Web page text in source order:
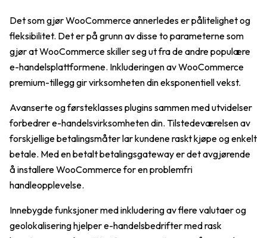
Det som gjør WooCommerce annerledes er pålitelighet og
fleksibilitet. Det er på grunn av disse to parameterne som
gjør at WooCommerce skiller seg ut fra de andre populære
e-handelsplattformene. Inkluderingen av WooCommerce
premium-tillegg gir virksomheten din eksponentiell vekst.
Avanserte og førsteklasses plugins sammen med utvidelser
forbedrer e-handelsvirksomheten din. Tilstedeværelsen av
forskjellige betalingsmåter lar kundene raskt kjøpe og enkelt
betale. Med en betalt betalingsgateway er det avgjørende
å installere WooCommerce for en problemfri
handleopplevelse.
Innebygde funksjoner med inkludering av flere valutaer og
geolokalisering hjelper e-handelsbedrifter med rask